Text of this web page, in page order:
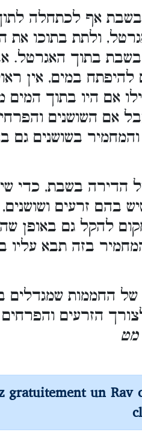
בשבת אף לכתחלה
ולתת בתוכו את
בשבת בתוך האגרטל.
להיפתח במים, אין
אם היו בתוך המים
אם השושנים
בשושנים גם
הדירה בשבת, כדי
בהם זרעים
להקל גם באופן
בזה תבא עליו
החממות שמגדלים
הזרעים
מט
gratuitement un Rav